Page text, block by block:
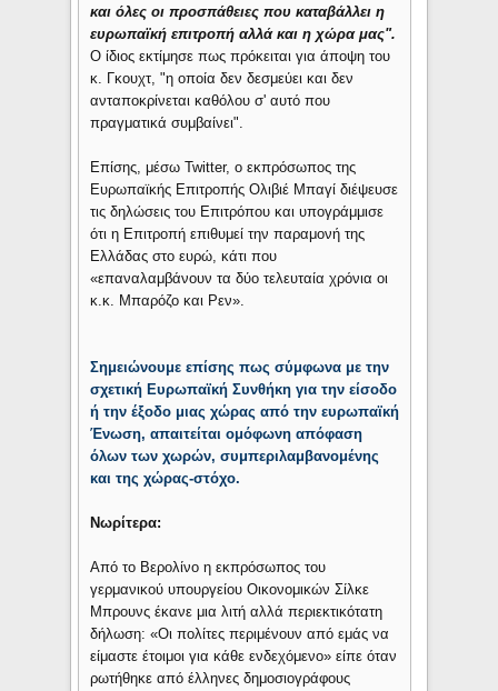
και όλες οι προσπάθειες που καταβάλλει η
ευρωπαϊκή επιτροπή αλλά και η χώρα μας".
Ο ίδιος εκτίμησε πως πρόκειται για άποψη του
κ. Γκουχτ, "η οποία δεν δεσμεύει και δεν
ανταποκρίνεται καθόλου σ' αυτό που
πραγματικά συμβαίνει".
Επίσης, μέσω Twitter, o εκπρόσωπος της
Ευρωπαϊκής Επιτροπής Ολιβιέ Μπαγί διέψευσε
τις δηλώσεις του Επιτρόπου και υπογράμμισε
ότι η Επιτροπή επιθυμεί την παραμονή της
Ελλάδας στο ευρώ, κάτι που
«επαναλαμβάνουν τα δύο τελευταία χρόνια οι
κ.κ. Μπαρόζο και Ρεν».
Σημειώνουμε επίσης πως σύμφωνα με την
σχετική Ευρωπαϊκή Συνθήκη για την είσοδο
ή την έξοδο μιας χώρας από την ευρωπαϊκή
Ένωση, απαιτείται ομόφωνη απόφαση
όλων των χωρών, συμπεριλαμβανομένης
και της χώρας-στόχο.
Νωρίτερα:
Από το Βερολίνο η εκπρόσωπος του
γερμανικού υπουργείου Οικονομικών Σίλκε
Μπρουνς έκανε μια λιτή αλλά περιεκτικότατη
δήλωση: «Οι πολίτες περιμένουν από εμάς να
είμαστε έτοιμοι για κάθε ενδεχόμενο» είπε όταν
ρωτήθηκε από έλληνες δημοσιογράφους